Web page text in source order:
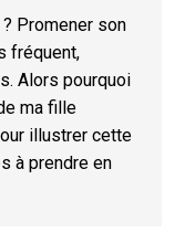
Promener son
fréquent,
Alors pourquoi
ma fille
illustrer cette
à prendre en